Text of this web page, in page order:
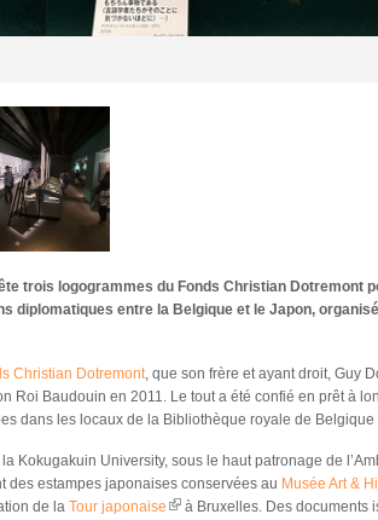
trois logogrammes du Fonds Christian Dotremont
diplomatiques entre la Belgique et le Japon,
Christian Dotremont, que son frère et ayant droit, Guy
Roi Baudouin en 2011. Le tout a été confié en prêt à
dans les locaux de la Bibliothèque royale de Belgique
Kokugakuin University, sous le haut patronage de
des estampes japonaises conservées au Musée Art &
de la Tour japonaise (link is external)
à Bruxelles. Des documents